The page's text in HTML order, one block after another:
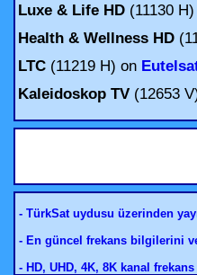
Luxe & Life HD (11130
Health & Wellness HD
LTC (11219 H) on
Kaleidoskop TV (12653
- TürkSat uydusu üzerinden
- En güncel frekans bilgilerini
- HD, UHD, 4K, 8K kanal